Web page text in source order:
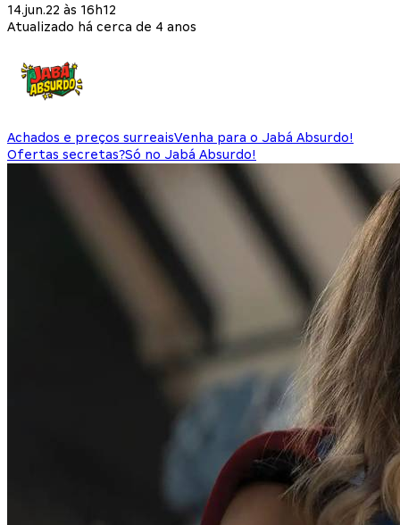
14.jun.22 às 16h12
Atualizado há cerca de 4 anos
Achados e preços surreaisVenha para o Jabá Absurdo!
Ofertas secretas?Só no Jabá Absurdo!